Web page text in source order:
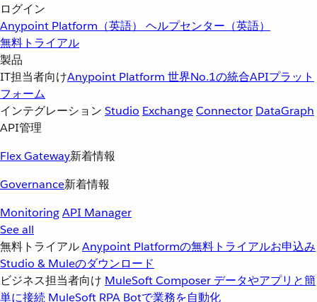
ログイン
Anypoint Platform（英語） ヘルプセンター（英語）
無料トライアル
製品
IT担当者向けAnypoint Platform 世界No.1の統合APIプラット
フォーム
インテグレーション Studio ExchangeConnector DataGraph
API管理
Flex Gateway新着情報
Governance新着情報
MonitoringAPI Manager
See all
無料トライアルAnypoint Platformの無料トライアルお申込み
Studio & Muleのダウンロード
ビジネス担当者向け MuleSoft Composer データやアプリと簡
単に接続 MuleSoft RPA Botで業務を自動化